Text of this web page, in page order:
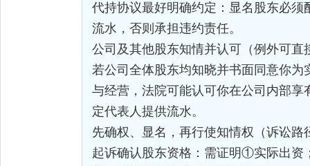
代持协议最好明确约定：显名股东必须
流水，否则承担违约责任。
公司及其他股东知情并认可（例外可直
若公司全体股东均知晓并书面同意你为
与经营，法院可能认可你在公司内部享
定代表人提供流水。
先确权、显名，再行使知情权（诉讼路
起诉确认股东资格：需证明①实际出